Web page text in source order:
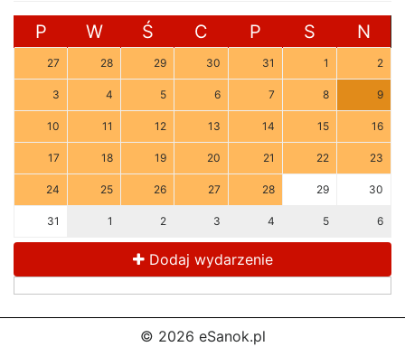
P W Ś C P S N
27 28 29 30 31 1 2
3 4 5 6 7 8 9
10 11 12 13 14 15 16
17 18 19 20 21 22 23
24 25 26 27 28 29 30
31 1 2 3 4 5 6
Dodaj wydarzenie
© 2026 eSanok.pl